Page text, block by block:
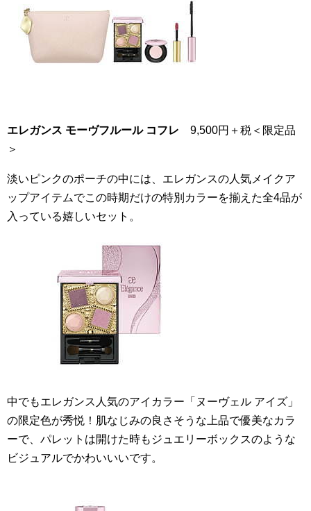
エレガンス モーヴフルール コフレ 9,500円＋税＜限定品
＞
淡いピンクのポーチの中には、エレガンスの人気メイクア
ップアイテムでこの時期だけの特別カラーを揃えた全4品が
入っている嬉しいセット。
中でもエレガンス人気のアイカラー「ヌーヴェル アイズ」
の限定色が秀悦！肌なじみの良さそうな上品で優美なカラ
ーで、パレットは開けた時もジュエリーボックスのような
ビジュアルでかわいいいです。